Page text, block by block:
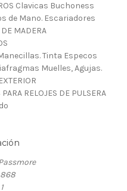
Clavicas Buchoness
de Mano. Escariadores
DE MADERA
Manecillas. Tinta Especos
Muelles, Agujas.
RELOJES DE PULSERA
868